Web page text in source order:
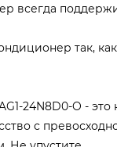
всегда
так,
24N8D0-O - это
с